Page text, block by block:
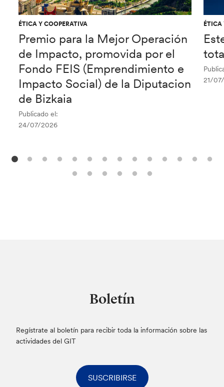
ÉTICA Y COOPERATIVA
Premio para la Mejor Operación
de Impacto, promovida por el
Fondo FEIS (Emprendimiento e
Impacto Social) de la Diputacion
de Bizkaia
Publicado el:
24/07/2026
ÉTICA
21/
Boletín
Regístrate al boletín para recibir toda la información sobre las
actividades del GIT
SUSCRIBIRSE